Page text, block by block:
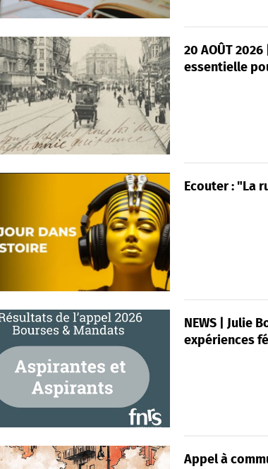
20 AOÛT
essentielle
Ecouter : "La
NEWS | Julie
expériences
Appel à